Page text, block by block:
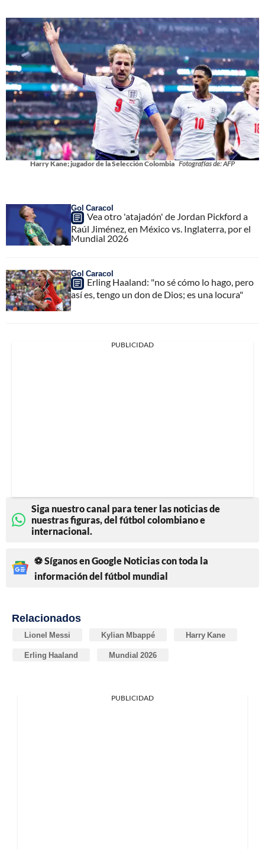
Harry Kane; jugador de la Selección Colombia Fotografías de: AFP
Gol Caracol
Vea otro 'atajadón' de Jordan Pickford a
Raúl Jiménez, en México vs. Inglaterra, por el
Mundial 2026
Gol Caracol
Erling Haaland: "no sé cómo lo hago, pero
así es, tengo un don de Dios; es una locura"
PUBLICIDAD
Siga nuestro canal para tener las noticias de
nuestras figuras, del fútbol colombiano e
internacional.
⚽ Síganos en Google Noticias con toda la
información del fútbol mundial
Relacionados
Lionel Messi Kylian Mbappé Harry Kane
Erling Haaland Mundial 2026
PUBLICIDAD